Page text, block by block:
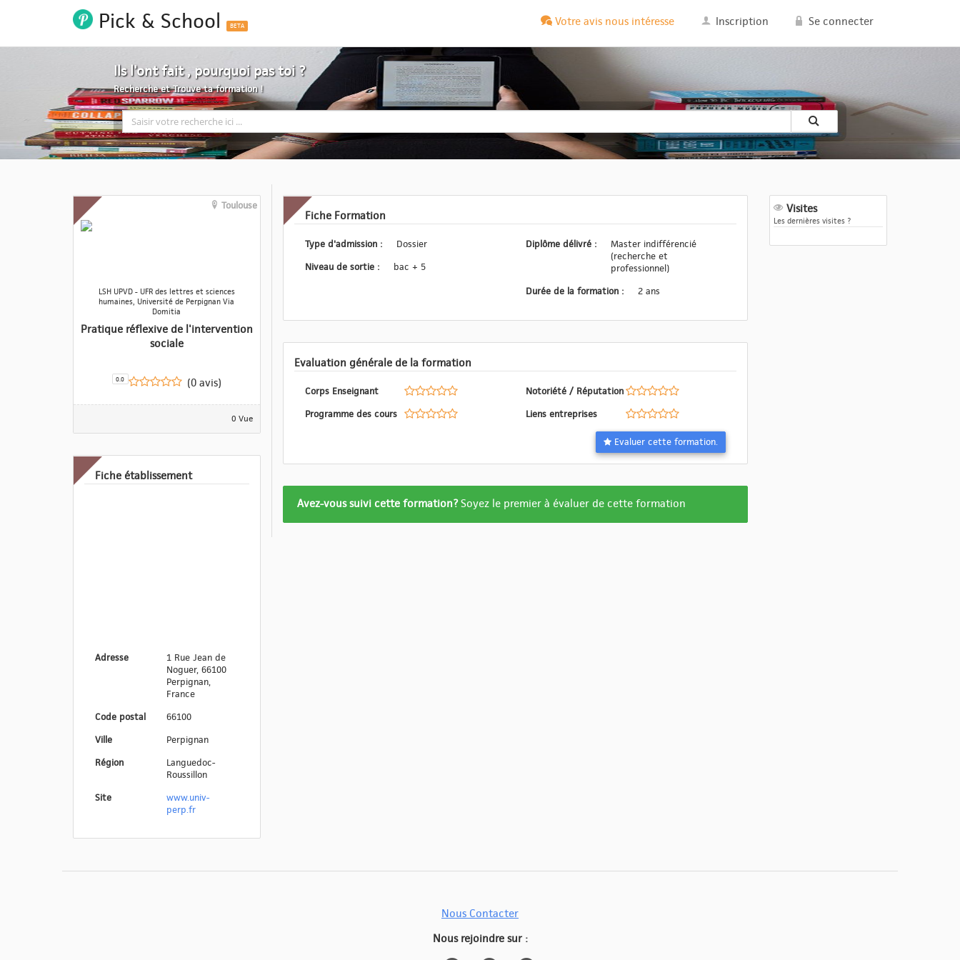
Pick & School BETA Votre avis nous intéresse Inscription Se connecter
Ils l'ont fait , pourquoi pas toi ?
Recherche et Trouve ta formation !
Toulouse
LSH UPVD - UFR des lettres et sciences
humaines, Université de Perpignan Via
Domitia
Pratique réflexive de l'intervention
sociale
0.0 (0 avis)
0 Vue
Fiche établissement
Adresse
1 Rue Jean de
Noguer, 66100
Perpignan,
France
Code postal
66100
Ville
Perpignan
Région
Languedoc-
Roussillon
Site
www.univ-
perp.fr
Fiche Formation
Type d'admission :
Dossier
Niveau de sortie :
bac + 5
Diplôme délivré :
Master indifférencié
(recherche et
professionnel)
Durée de la formation :
2 ans
Evaluation générale de la formation
Corps Enseignant
Programme des cours
Notoriété / Réputation
Liens entreprises
Evaluer cette formation.
Formation
Avez-vous suivi cette formation?Soyez le premier à évaluer de cette formation
Visites
Les dernières visites ?
Nous Contacter
Nous rejoindre sur :